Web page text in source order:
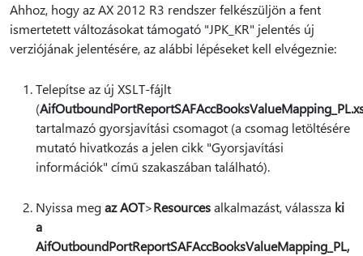
Ahhoz, hogy az AX 2012 R3 rendszer felkészüljön a fent
ismertetett változásokat támogató "JPK_KR" jelentés új
verziójának jelentésére, az alábbi lépéseket kell elvégeznie:
Telepítse az új XSLT-fájlt
(
tartalmazó gyorsjavítási csomagot (a csomag letöltésére
mutató hivatkozás a jelen cikk "Gyorsjavítási
információk" című szakaszában található).
Nyissa megaz AOT>Resourcesalkalmazást, válassza ki
a
AifOutboundPortReportSAFAccBooksValueMapping_PL,